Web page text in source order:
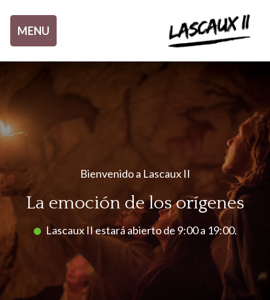
MENU
Bienvenido a Lascaux II
La emoción de los orígenes
Lascaux II estará abierto de 9:00 a 19:00.